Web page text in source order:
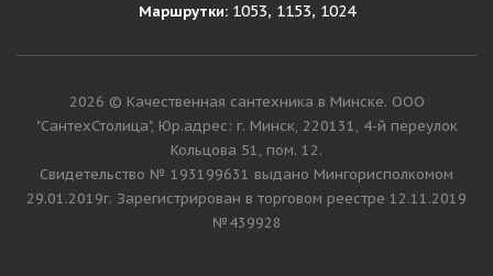
Маршрутки:1053, 1153, 1024
2026 © Качественная сантехника в Минске. ООО
"СантехСтолица", Юр.адрес: г. Минск, 220131, 4-й переулок
Кольцова 51, пом. 12.
Cвидетельство № 193199631 выдано Мингорисполкомом
29.01.2019г. Зарегистрирован в торговом реестре 12.11.2019
№439928